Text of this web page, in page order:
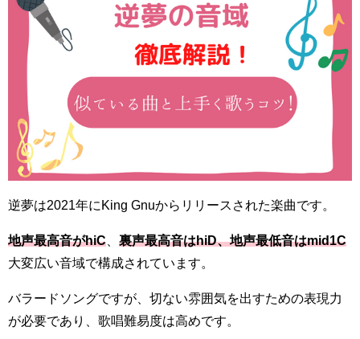
逆夢は2021年にKing Gnuからリリースされた楽曲です。
地声最高音がhiC 裏声最高音はhiD、地声最低音はmid1C
大変広い音域で構成されています。
バラードソングですが、切ない雰囲気を出すための表現力
が必要であり、歌唱難易度は高めです。